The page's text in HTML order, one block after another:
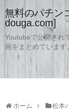
無料のパチン
douga.com]
Youtubeで公開され
画をまとめています
ホーム 松本